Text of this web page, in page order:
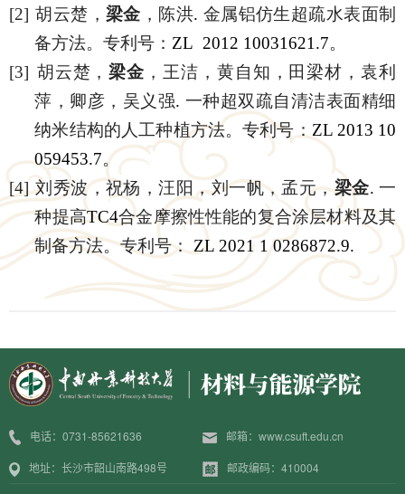
[2] 胡云楚，梁金 ，陈洪. 金属铝仿生超疏水表面制
备方法。专利号： ZL 2012 10031621.7。
[3] 胡云楚，梁金 ，王洁，黄自知，田梁材，袁利
萍，卿彦，吴义强. 一种超双疏自清洁表面精细
纳米结构的人工种植方法。专利号： ZL 2013 10
059453.7。
[4] 刘秀波，祝杨，汪阳，刘一帆，孟元，梁金.一
种提高TC4合金摩擦性性能的复合涂层材料及其
制备方法。专利号： ZL 2021 1 0286872.9.
电话：0731-85621636 邮箱：www.csuft.edu.cn
地址：长沙市韶山南路498号 邮政编码：410004